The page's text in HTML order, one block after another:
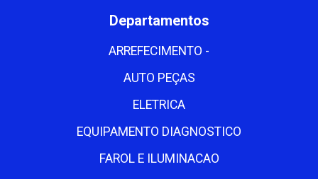
Departamentos
ARREFECIMENTO -
AUTO PEÇAS
ELETRICA
EQUIPAMENTO DIAGNOSTICO
FAROL E ILUMINACAO